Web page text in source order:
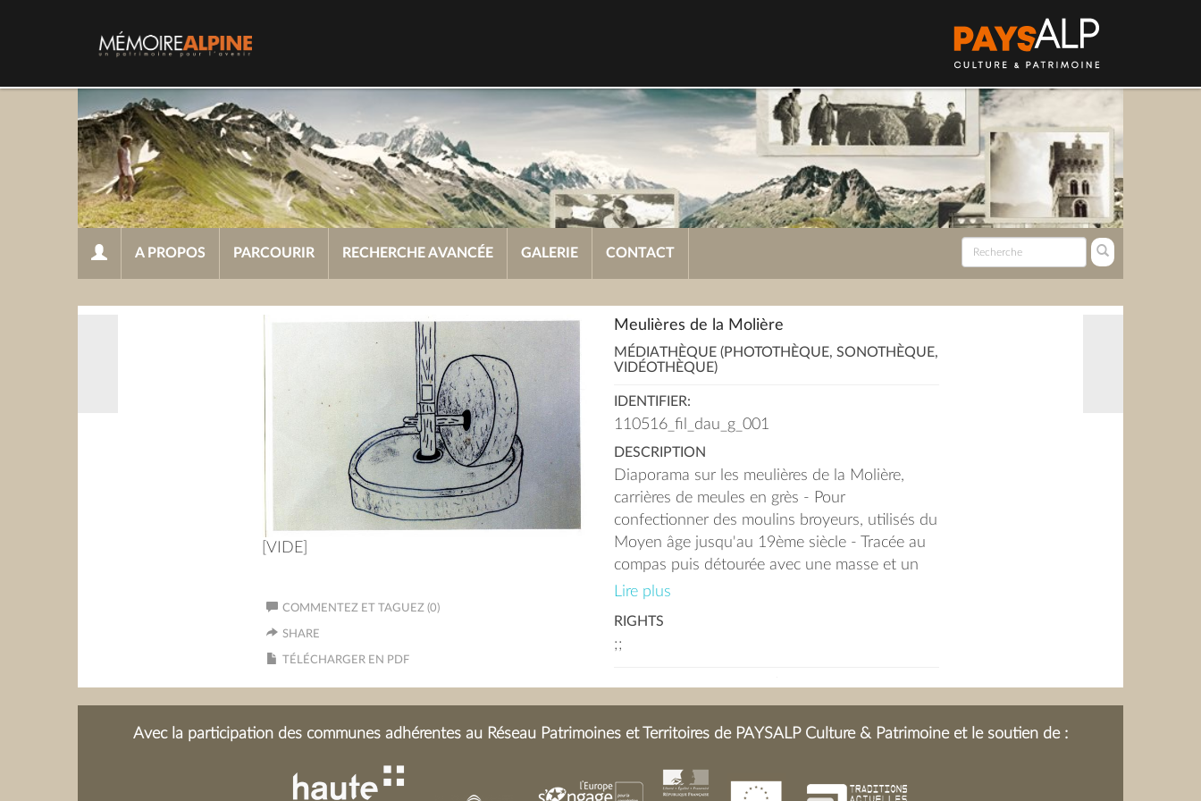
A PROPOS PARCOURIR RECHERCHE AVANCÉE GALERIE CONTACT
[VIDE]
COMMENTEZ ET TAGUEZ (0)
SHARE
TÉLÉCHARGER EN PDF
Meulières de la Molière
MÉDIATHÈQUE (PHOTOTHÈQUE, SONOTHÈQUE,
VIDÉOTHÈQUE)
IDENTIFIER:
110516_fil_dau_g_001
DESCRIPTION
Diaporama sur les meulières de la Molière,
carrières de meules en grès - Pour
confectionner des moulins broyeurs, utilisés du
Moyen âge jusqu'au 19ème siècle - Tracée au
compas puis détourée avec une masse et un
burin, les meules se détachaient avec des coins
Lire plus
RIGHTS
;;
Avec la participation des communes adhérentes au Réseau Patrimoines et Territoires de PAYSALP Culture & Patrimoine et le soutien de :